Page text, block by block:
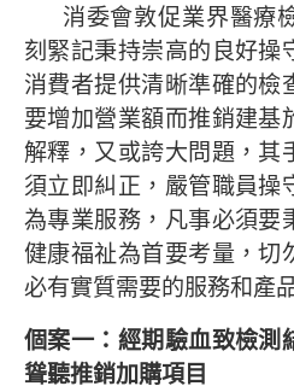
消委會敦促業界醫療
刻緊記秉持崇高的良好操
消費者提供清晰準確的檢
要增加營業額而推銷建基
解釋，又或誇大問題，其
須立即糾正，嚴管職員操
為專業服務，凡事必須要
健康福祉為首要考量，切
必有實質需要的服務和產
個案一：經期驗血致檢
聳聽推銷加購項目